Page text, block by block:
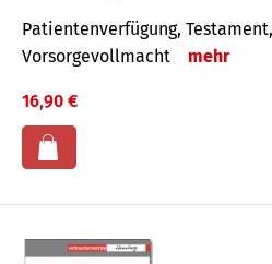
Patienten­ver­fügung,
Vor­sorge­voll­macht
mehr
16,90 €